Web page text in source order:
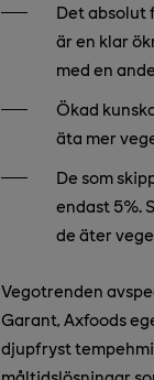
Det absolut
är en klar
med en
Ökad
äta mer
De som
endast 5%.
de äter
Vegotrenden
Garant, Axfoods
djupfryst